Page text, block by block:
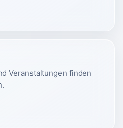
Veranstaltungen finden